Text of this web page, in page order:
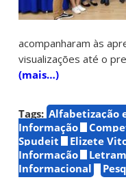
acompanharam às
visualizações até o
(mais…)
Tags: Alfabetização
Informação
Spudeit
Elizete
Informação
Informacional